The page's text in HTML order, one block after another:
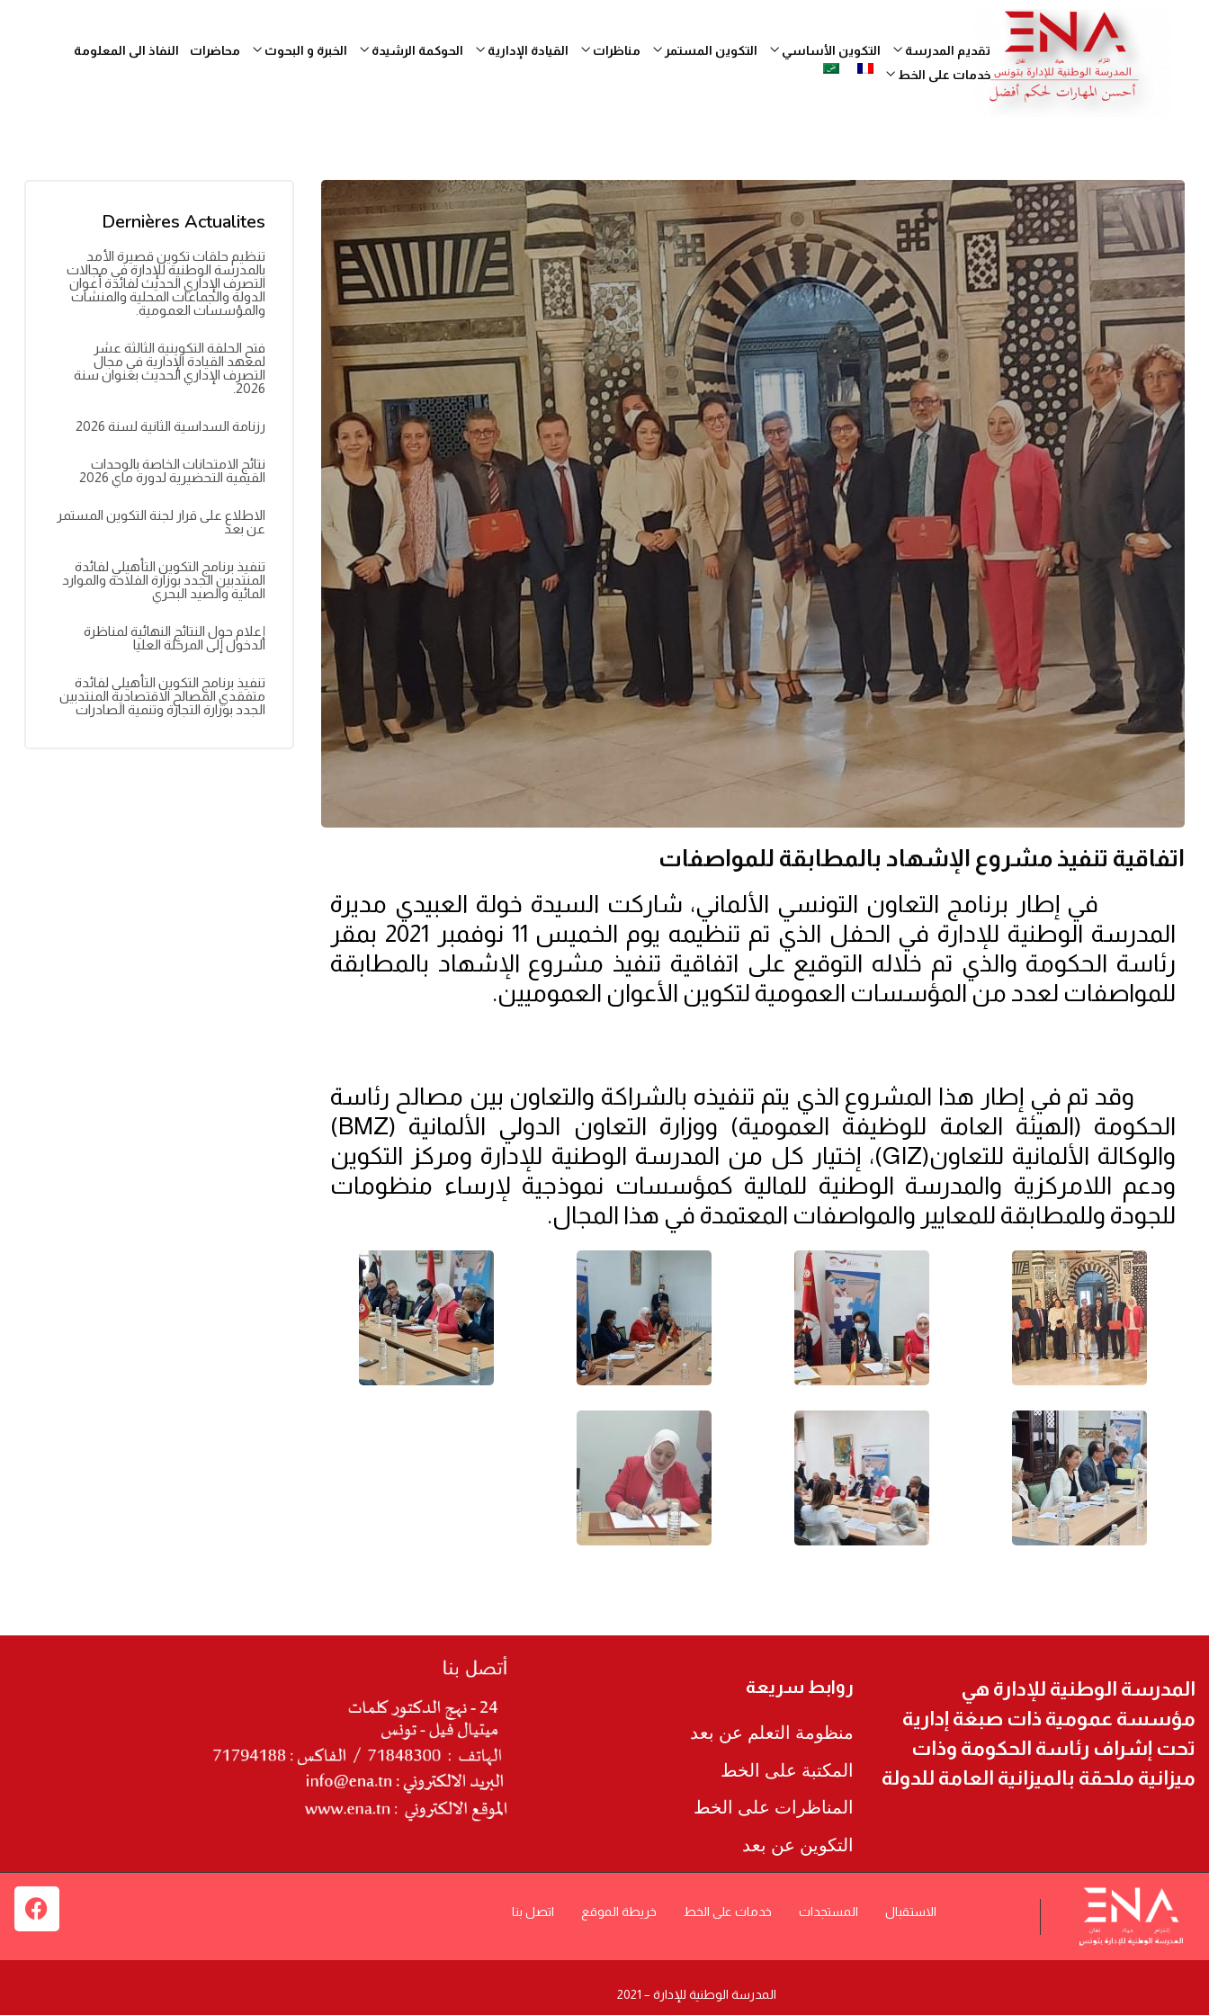
تقديم المدرسة التكوين الأساسي التكوين المستمر مناظرات القيادة الإدارية الحوكمة الرشيدة الخبرة و البحوث محاضرات
النفاذ الى المعلومة
خدمات على الخط
اتفاقية تنفيذ مشروع الإشهاد بالمطابقة للمواصفات
في إطار برنامج التعاون التونسي الألماني، شاركت السيدة خولة العبيدي مديرة
المدرسة الوطنية للإدارة في الحفل الذي تم تنظيمه يوم الخميس 11 نوفمبر 2021 بمقر
رئاسة الحكومة والذي تم خلاله التوقيع على اتفاقية تنفيذ مشروع الإشهاد بالمطابقة
للمواصفات لعدد من المؤسسات العمومية لتكوين الأعوان العموميين.
وقد تم في إطار هذا المشروع الذي يتم تنفيذه بالشراكة والتعاون بين مصالح رئاسة
الحكومة (الهيئة العامة للوظيفة العمومية) ووزارة التعاون الدولي الألمانية (BMZ
)
والوكالة الألمانية للتعاون(GIZ)، إختيار كل من المدرسة الوطنية للإدارة ومركز التكوين
ودعم اللامركزية والمدرسة الوطنية للمالية كمؤسسات نموذجية لإرساء منظومات
للجودة وللمطابقة للمعايير والمواصفات المعتمدة في هذا المجال.
Dernières Actualites
تنظيم حلقات تكوين قصيرة الأمد
بالمدرسة الوطنية للإدارة في مجالات
التصرف الإداري الحديث لفائدة أعوان
الدولة والجماعات المحلية والمنشآت
والمؤسسات العمومية.
فتح الحلقة التكوينية الثالثة عشر
لمعهد القيادة الإدارية في مجال
التصرف الإداري الحديث بعنوان سنة
2026.
رزنامة السداسية الثانية لسنة 2026
نتائج الامتحانات الخاصة بالوحدات
القيمية التحضيرية لدورة ماي 2026
الاطلاع على قرار لجنة التكوين المستمر
عن بعد
تنفيذ برنامج التكوين التأهيلي لفائدة
المنتدبين الجدد بوزارة الفلاحة والموارد
المائية والصيد البحري
إعلام حول النتائج النهائية لمناظرة
الدخول إلى المرحلة العليا
تنفيذ برنامج التكوين التأهيلي لفائدة
متفقدي المصالح الاقتصادية المنتدبين
الجدد بوزارة التجارة وتنمية الصادرات
المدرسة الوطنية للإدارة هي
مؤسسة عمومية ذات صبغة إدارية
تحت إشراف رئاسة الحكومة وذات
ميزانية ملحقة بالميزانية العامة للدولة
روابط سريعة
منظومة التعلم عن بعد
المكتبة على الخط
المناظرات على الخط
التكوين عن بعد
الاستقبال المستجدات خدمات على الخط خريطة الموقع اتصل بنا
المدرسة الوطنية للإدارة – 2021